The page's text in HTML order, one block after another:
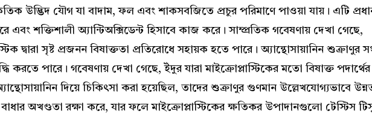
উদ্ভিদ যৌগ যা বাদাম, ফল এবং শাকসবজিতে প্রচুর পরিমাণে পাওয়া যায়। এটি
এবং শক্তিশালী অ্যান্টিঅক্সিডেন্ট হিসাবে কাজ করে। সাম্প্রতিক গবেষণায় দেখা গেছে,
দ্বারা সৃষ্ট প্রজনন বিষাক্ততা প্রতিরোধে সহায়ক হতে পারে। অ্যান্থোসায়ানিন শুক্রাণুর
করতে পারে। গবেষণায় দেখা গেছে, ইঁদুর যারা মাইক্রোপ্লাস্টিকের মতো বিষাক্ত পদার্থের
দিয়ে চিকিৎসা করা হয়েছিল, তাদের শুক্রাণুর গুণমান উল্লেখযোগ্যভাবে
অখণ্ডতা রক্ষা করে, যার ফলে মাইক্রোপ্লাস্টিকের ক্ষতিকর উপাদানগুলো টেস্টিস